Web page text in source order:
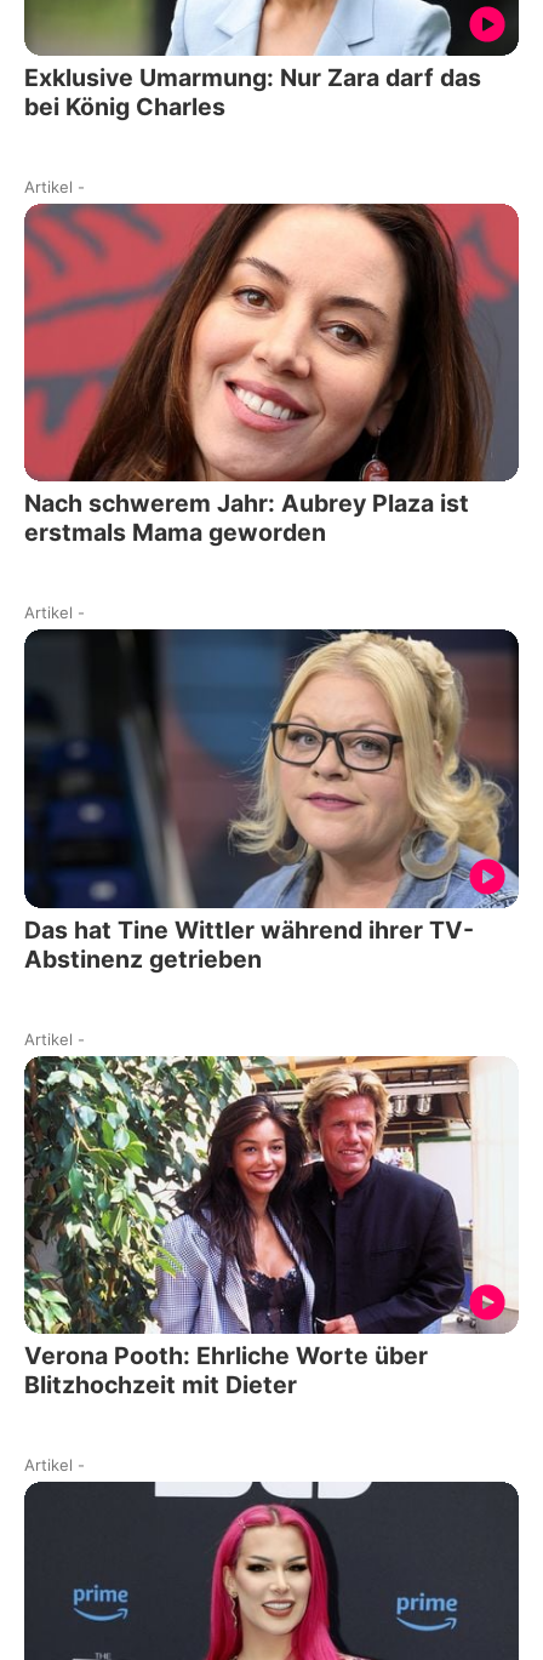
Exklusive Umarmung: Nur Zara darf das
bei König Charles
Artikel -
Nach schwerem Jahr: Aubrey Plaza ist
erstmals Mama geworden
Artikel -
Das hat Tine Wittler während ihrer TV-
Abstinenz getrieben
Artikel -
Verona Pooth: Ehrliche Worte über
Blitzhochzeit mit Dieter
Artikel -